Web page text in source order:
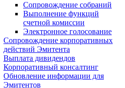
Сопровождение собраний
Выполнение функций
счетной комиссии
Электронное голосование
Сопровождение корпоративных
действий Эмитента
Выплата дивидендов
Корпоративный консалтинг
Обновление информации для
Эмитентов